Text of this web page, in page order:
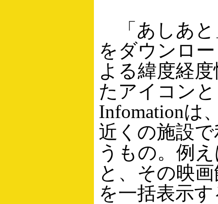
「あしあと
をダウンロ
よる緯度経
たアイコン
Infomationは
近くの施設
うもの。例
と、その映
を一括表示